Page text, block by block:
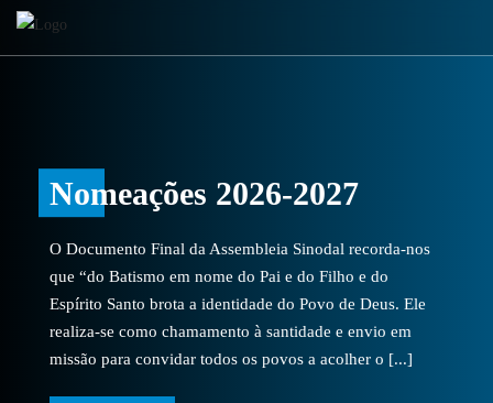
Nomeações 2026-2027
O Documento Final da Assembleia Sinodal recorda-nos
que “do Batismo em nome do Pai e do Filho e do
Espírito Santo brota a identidade do Povo de Deus. Ele
realiza-se como chamamento à santidade e envio em
missão para convidar todos os povos a acolher o [...]